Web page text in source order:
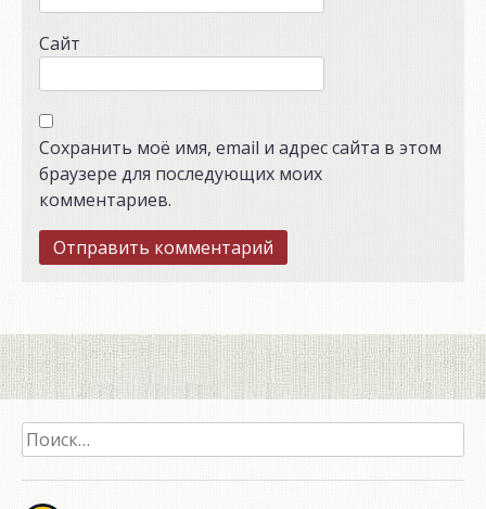
Сайт
Сохранить моё имя, email и адрес сайта в этом
браузере для последующих моих
комментариев.
Найти: